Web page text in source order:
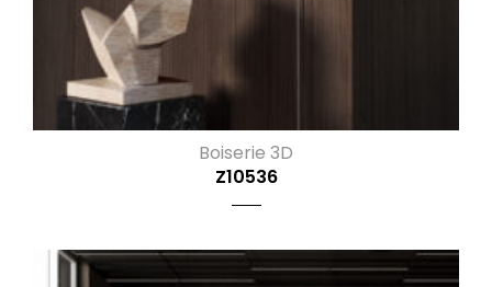
Boiserie 3D
Z10536